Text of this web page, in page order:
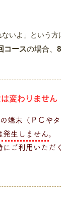
ないよ」という
コースの場合、
変わりません
端末（ＰＣや
生しません。
ご利用いただ